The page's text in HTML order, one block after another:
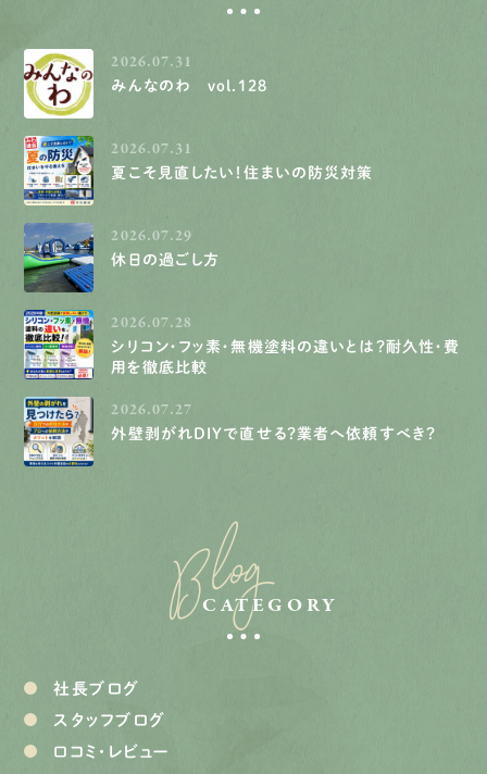
2026.07.31
みんなのわ vol.128
2026.07.31
夏こそ見直したい！住まいの防災対策
2026.07.29
休日の過ごし方
2026.07.28
シリコン・フッ素・無機塗料の違いとは？耐久性・費
用を徹底比較
2026.07.27
外壁剥がれDIYで直せる？業者へ依頼すべき？
Blog
CATEGORY
社長ブログ
スタッフブログ
口コミ・レビュー